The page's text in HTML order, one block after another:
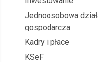
Jednoosobowa
gospodarcza
Kadry i płace
KSeF